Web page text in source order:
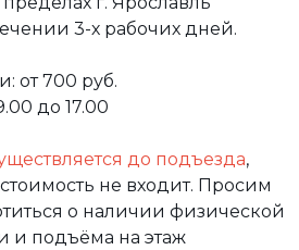
3-х рабочих дней.
от 700 руб.
до 17.00
до подъезда,
стоимость не входит. Просим
о наличии физической
и подъёма на этаж